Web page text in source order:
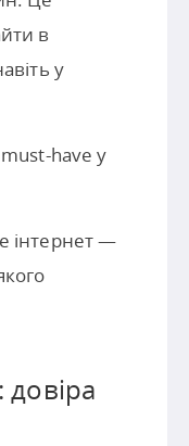
в
у
must-have у
інтернет —